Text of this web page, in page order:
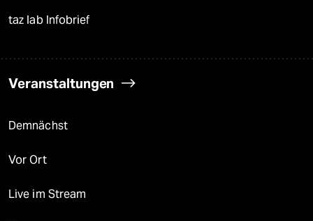
taz lab Infobrief
Veranstaltungen
Demnächst
Vor Ort
Live im Stream